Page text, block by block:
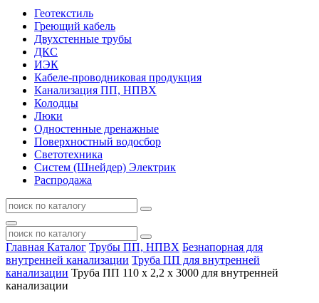
Геотекстиль
Греющий кабель
Двухстенные трубы
ДКС
ИЭК
Кабеле-проводниковая продукция
Канализация ПП, НПВХ
Колодцы
Люки
Одностенные дренажные
Поверхностный водосбор
Светотехника
Систем (Шнейдер) Электрик
Распродажа
Главная Каталог Трубы ПП, НПВХ Безнапорная для
внутренней канализации Труба ПП для внутренней
канализации Труба ПП 110 х 2,2 х 3000 для внутренней
канализации